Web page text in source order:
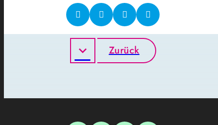
Zurück